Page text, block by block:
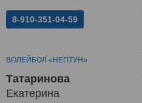
8-910-351-04-59
ВОЛЕЙБОЛ «НЕПТУН»
Татаринова
Екатерина